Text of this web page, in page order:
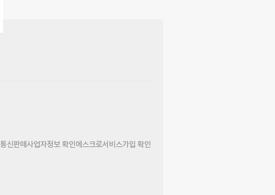
통신판매사업자정보 확인에스크로서비스가입 확인